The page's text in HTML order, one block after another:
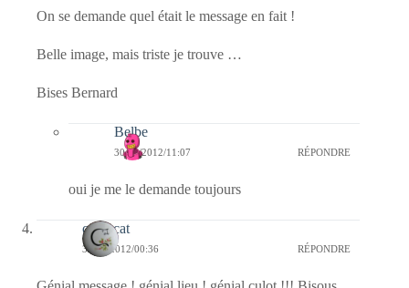
On se demande quel était le message en fait !
Belle image, mais triste je trouve …
Bises Bernard
Belbe
30/01/2012/11:07 RÉPONDRE
oui je me le demande toujours
cathycat
30/01/2012/00:36 RÉPONDRE